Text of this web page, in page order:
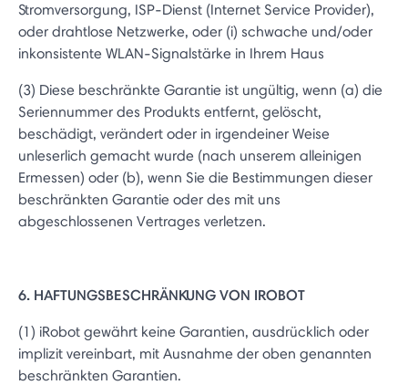
Stromversorgung, ISP-Dienst (Internet Service Provider),
oder drahtlose Netzwerke, oder (i) schwache und/oder
inkonsistente WLAN-Signalstärke in Ihrem Haus
(3) Diese beschränkte Garantie ist ungültig, wenn (a) die
Seriennummer des Produkts entfernt, gelöscht,
beschädigt, verändert oder in irgendeiner Weise
unleserlich gemacht wurde (nach unserem alleinigen
Ermessen) oder (b), wenn Sie die Bestimmungen dieser
beschränkten Garantie oder des mit uns
abgeschlossenen Vertrages verletzen.
6. HAFTUNGSBESCHRÄNKUNG VON IROBOT
(1) iRobot gewährt keine Garantien, ausdrücklich oder
implizit vereinbart, mit Ausnahme der oben genannten
beschränkten Garantien.